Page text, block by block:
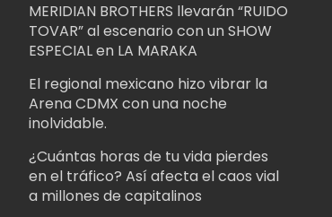
MERIDIAN BROTHERS llevarán “RUIDO
TOVAR” al escenario con un SHOW
ESPECIAL en LA MARAKA
El regional mexicano hizo vibrar la
Arena CDMX con una noche
inolvidable.
¿Cuántas horas de tu vida pierdes
en el tráfico? Así afecta el caos vial
a millones de capitalinos